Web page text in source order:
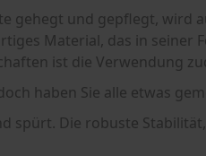
gehegt und gepflegt, wird
Material, das in
ist die Verwendung
haben Sie alle etwas
spürt. Die robuste